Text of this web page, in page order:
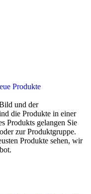
und der
die Produkte in einer
Produkts gelangen Sie
zur Produktgruppe.
Produkte sehen, wir